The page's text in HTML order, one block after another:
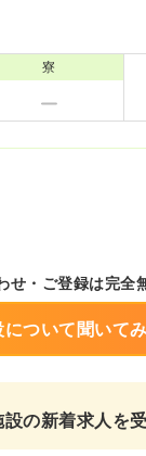
寮
せ・ご登録は完全
について聞いて
の新着求人を